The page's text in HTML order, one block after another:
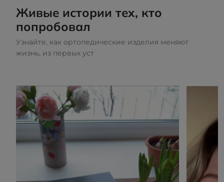
Живые истории тех, кто
попробовал
Узнайте, как ортопедические изделия меняют
жизнь, из первых уст